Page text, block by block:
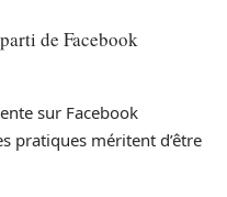
de Facebook
sur Facebook
pratiques méritent d’être